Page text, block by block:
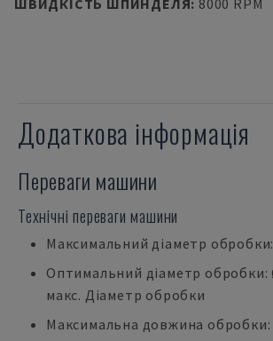
ШВИДКІСТЬ ШПИНДЕЛЯ: 8000 RPM
Додаткова інформація
Переваги машини
Технічні переваги машини
Максимальний діаметр
Оптимальний діаметр обробки:
макс. Діаметр обробки
Максимальна довжина обробки: